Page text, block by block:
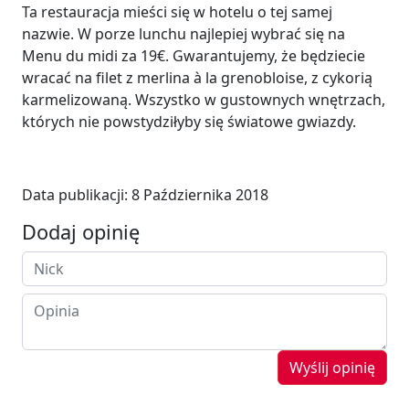
Ta restauracja mieści się w hotelu o tej samej
nazwie. W porze lunchu najlepiej wybrać się na
Menu du midi za 19€. Gwarantujemy, że będziecie
wracać na filet z merlina à la grenobloise, z cykorią
karmelizowaną. Wszystko w gustownych wnętrzach,
których nie powstydziłyby się światowe gwiazdy.
Data publikacji: 8 Października 2018
Dodaj opinię
Wyślij opinię